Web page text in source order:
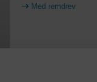
Med remdrev